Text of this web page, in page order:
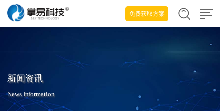
免费获取方案
新闻资讯
News Information